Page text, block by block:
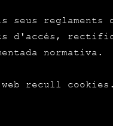
seus reglaments
d'accés,
normativa.
recull